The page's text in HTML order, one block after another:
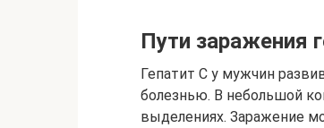
Пути заражения
Гепатит С у мужчин
болезнью. В небольшой
выделениях. Заражение